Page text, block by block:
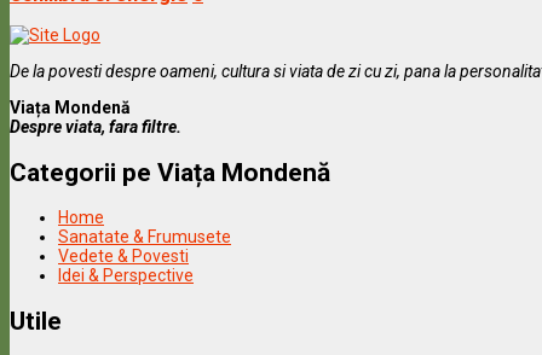
De la povesti despre oameni, cultura si viata de zi cu zi, pana la
Viața Mondenă
Despre viata, fara filtre.
Categorii pe Viața Mondenă
Home
Sanatate & Frumusete
Vedete & Povesti
Idei & Perspective
Utile